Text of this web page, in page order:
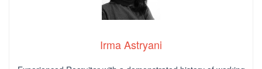
Irma Astryani